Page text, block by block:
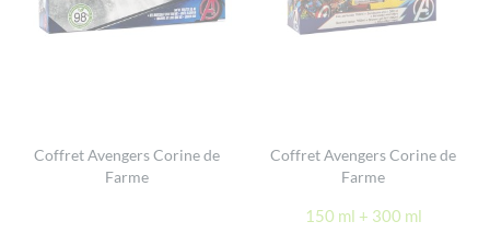
Coffret Avengers Corine de
Farme
Coffret Avengers Corine de
Farme
150 ml + 300 ml